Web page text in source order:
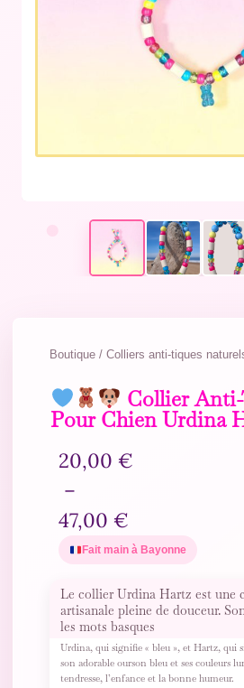
Boutique / Colliers anti-tiques
Collier
Pour Chien Urdina
20,00 €
–
47,00 €
Fait main à Bayonne
Le collier Urdina Hartz est une
artisanale pleine de douceur.
les mots basques
Urdina, qui signifie « bleu », et Hartz, qui
son adorable ourson bleu et ses couleurs
tendresse, l’enfance et la bonne humeur.